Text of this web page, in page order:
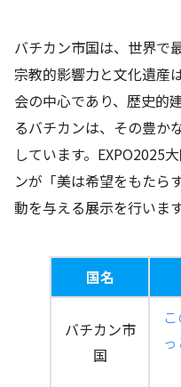
バチカン市国は、世界で
宗教的影響力と文化遺産
会の中心であり、歴史的
るバチカンは、その豊か
しています。EXPO2025
ンが「美は希望をもたら
動を与える展示を行います
国名
バチカン市
国